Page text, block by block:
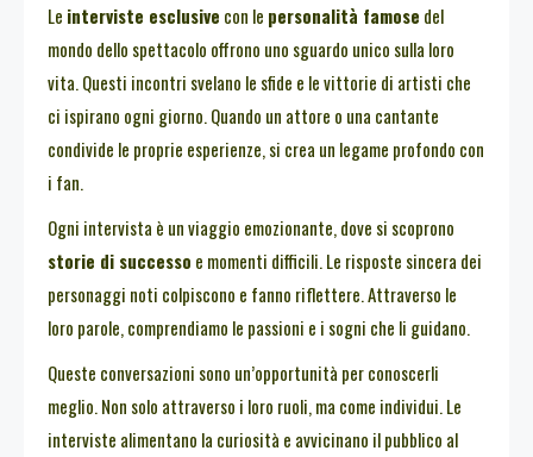
Le interviste esclusive con le personalità famose del
mondo dello spettacolo offrono uno sguardo unico sulla loro
vita. Questi incontri svelano le sfide e le vittorie di artisti che
ci ispirano ogni giorno. Quando un attore o una cantante
condivide le proprie esperienze, si crea un legame profondo con
i fan.
Ogni intervista è un viaggio emozionante, dove si scoprono
storie di successo e momenti difficili. Le risposte sincera dei
personaggi noti colpiscono e fanno riflettere. Attraverso le
loro parole, comprendiamo le passioni e i sogni che li guidano.
Queste conversazioni sono un’opportunità per conoscerli
meglio. Non solo attraverso i loro ruoli, ma come individui. Le
interviste alimentano la curiosità e avvicinano il pubblico al